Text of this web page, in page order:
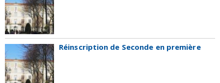
Réinscription de Seconde en première